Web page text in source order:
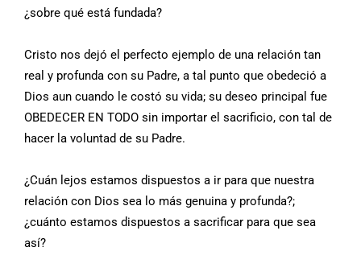
¿sobre qué está fundada?
Cristo nos dejó el perfecto ejemplo de una relación tan
real y profunda con su Padre, a tal punto que obedeció a
Dios aun cuando le costó su vida; su deseo principal fue
OBEDECER EN TODO sin importar el sacrificio, con tal de
hacer la voluntad de su Padre.
¿Cuán lejos estamos dispuestos a ir para que nuestra
relación con Dios sea lo más genuina y profunda?;
¿cuánto estamos dispuestos a sacrificar para que sea
así?